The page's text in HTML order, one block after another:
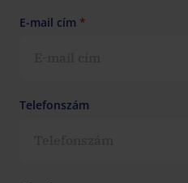
E-mail cím *
Telefonszám